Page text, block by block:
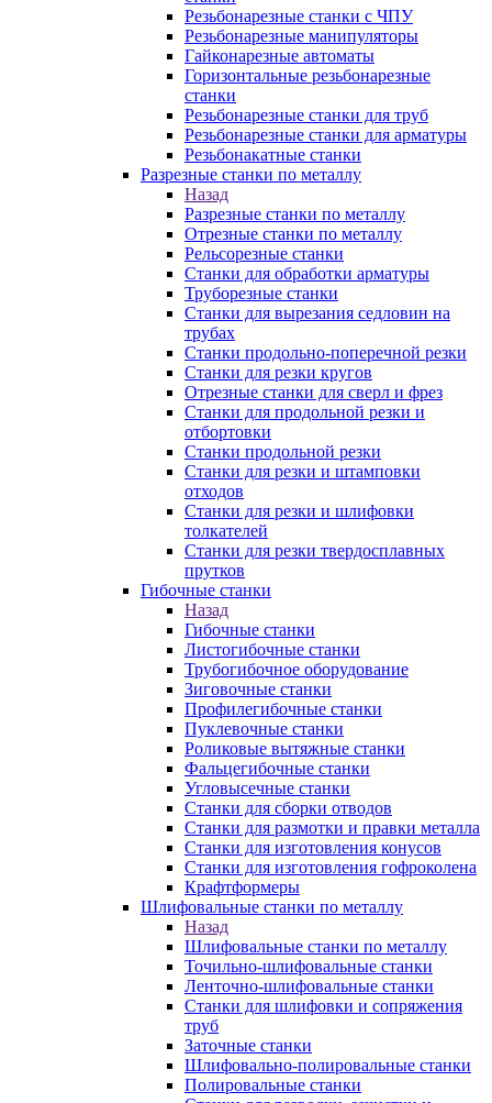
Резьбонарезные станки с ЧПУ
Резьбонарезные манипуляторы
Гайконарезные автоматы
Горизонтальные резьбонарезные
станки
Резьбонарезные станки для труб
Резьбонарезные станки для арматуры
Резьбонакатные станки
Разрезные станки по металлу
Назад
Разрезные станки по металлу
Отрезные станки по металлу
Рельсорезные станки
Станки для обработки арматуры
Труборезные станки
Станки для вырезания седловин на
трубаx
Станки продольно-поперечной резки
Станки для резки кругов
Отрезные станки для сверл и фрез
Станки для продольной резки и
отбортовки
Станки продольной резки
Станки для резки и штамповки
отходов
Станки для резки и шлифовки
толкателей
Станки для резки твердосплавных
прутков
Гибочные станки
Назад
Гибочные станки
Листогибочные станки
Трубогибочное оборудование
Зиговочные станки
Профилегибочные станки
Пуклевочные станки
Роликовые вытяжные станки
Фальцегибочные станки
Угловысечные станки
Станки для сборки отводов
Станки для размотки и правки металла
Станки для изготовления конусов
Станки для изготовления гофроколена
Крафтформеры
Шлифовальные станки по металлу
Назад
Шлифовальные станки по металлу
Точильно-шлифовальные станки
Ленточно-шлифовальные станки
Станки для шлифовки и сопряжения
труб
Заточные станки
Шлифовально-полировальные станки
Полировальные станки